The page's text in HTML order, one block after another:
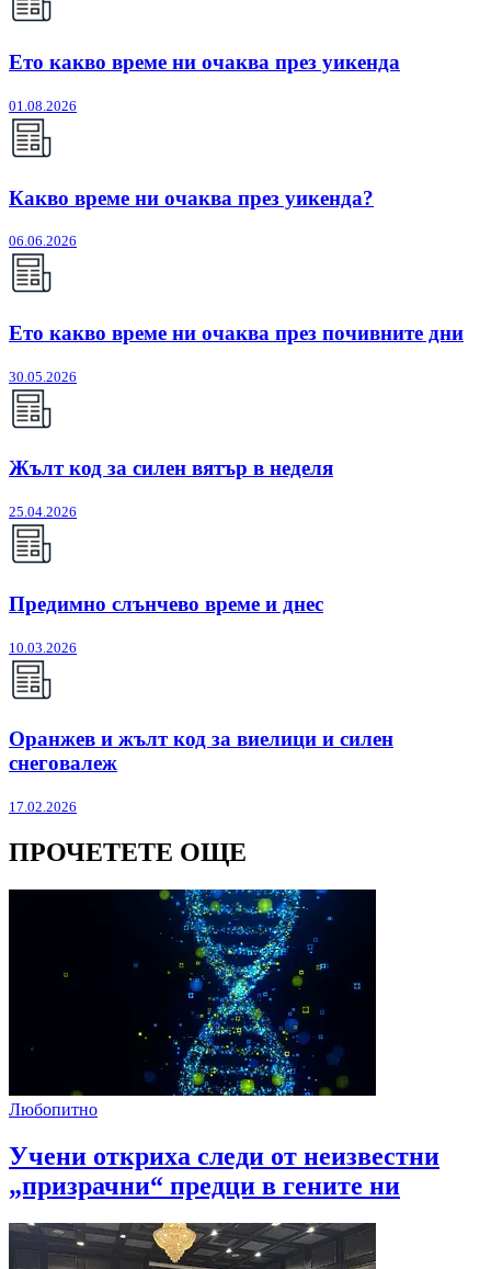
Ето какво време ни очаква през уикенда
01.08.2026
Какво време ни очаква през уикенда?
06.06.2026
Ето какво време ни очаква през почивните дни
30.05.2026
Жълт код за силен вятър в неделя
25.04.2026
Предимно слънчево време и днес
10.03.2026
Оранжев и жълт код за виелици и силен
снеговалеж
17.02.2026
ПРОЧЕТЕТЕ ОЩЕ
Любопитно
Учени откриха следи от неизвестни
„призрачни“ предци в гените ни